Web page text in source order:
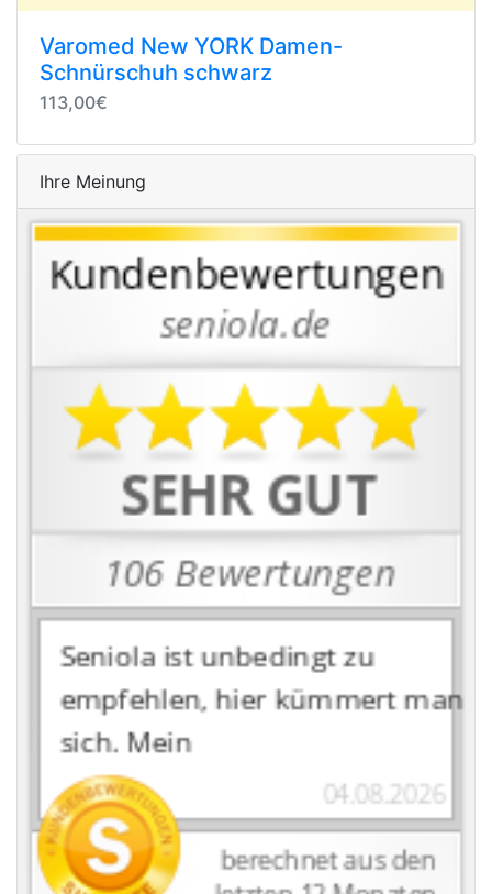
Varomed New YORK Damen-
Schnürschuh schwarz
113,00€
Ihre Meinung